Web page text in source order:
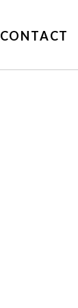
CONTACT